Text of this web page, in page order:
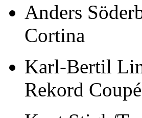
Anders
Cortina
Karl-
Rekord